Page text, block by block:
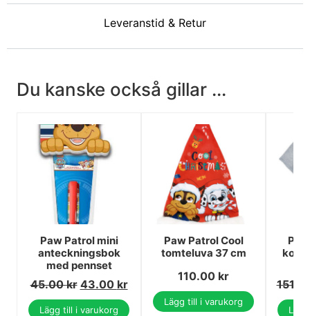
Leveranstid & Retur
Du kanske också gillar ...
Paw Patrol mini
anteckningsbok
med pennset
45.00kr 43.00 kr
Lägg till i varukorg
Paw Patrol Cool
tomteluva 37 cm
110.00 kr
Lägg till i varukorg